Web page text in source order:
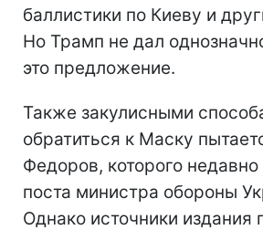
баллистики по Киеву и
Но Трамп не дал
это предложение.
Также закулисными
обратиться к Маску
Федоров, которого
поста министра обороны
Однако источники издания